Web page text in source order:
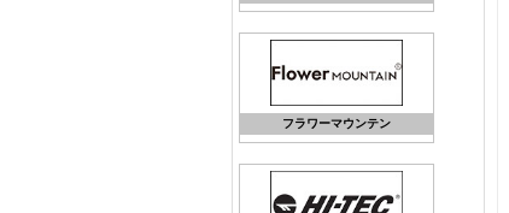
フラワーマウンテン